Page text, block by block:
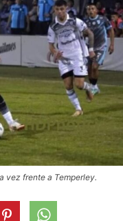
vez frente a Temperley.